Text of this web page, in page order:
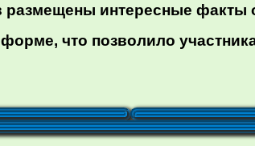
размещены интересные
что позволило